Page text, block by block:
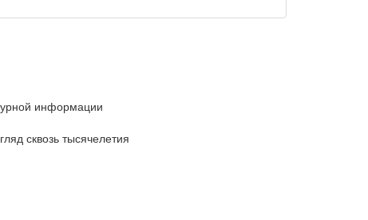
информации
сквозь тысячелетия